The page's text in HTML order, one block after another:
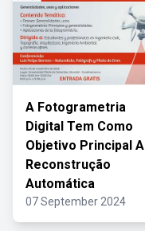
A Fotogrametria
Digital Tem Como
Objetivo Principal A
Reconstrução
Automática
07 September 2024